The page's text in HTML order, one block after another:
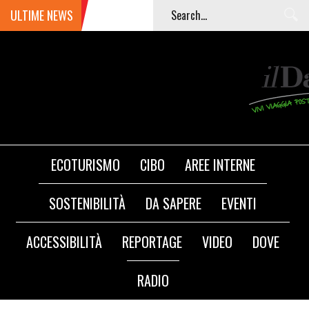
ULTIME NEWS
ECOTURISMO CIBO
AREE INTERNE
SOSTENIBILITÀ
DA SAPERE
EVENTI
ACCESSIBILITÀ
REPORTAGE VIDEO
DOVE
RADIO